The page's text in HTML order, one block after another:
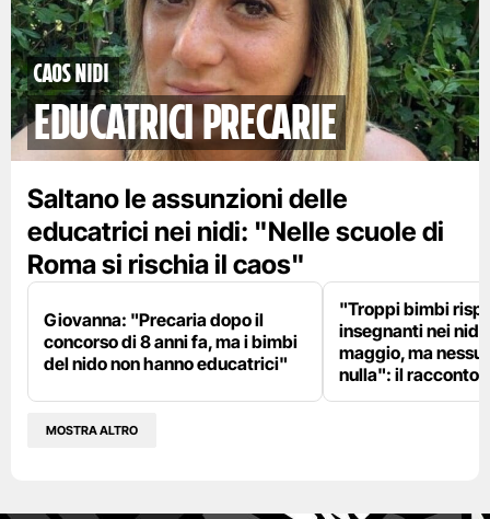
Caos nidi
educatrici precarie
Saltano le assunzioni delle
educatrici nei nidi: "Nelle scuole di
Roma si rischia il caos"
Giovanna: "Precaria dopo il
concorso di 8 anni fa, ma i bimbi
del nido non hanno educatrici"
"Troppi bimbi
insegnanti nei
maggio, ma
nulla": il racconto
MOSTRA ALTRO